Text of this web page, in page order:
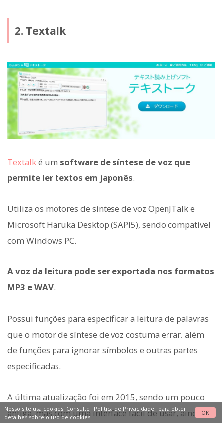
2. Textalk
Textalké um software de síntese de voz que
permite ler textos em japonês.
Utiliza os motores de síntese de voz OpenJTalk e
Microsoft Haruka Desktop (SAPI5), sendo compatível
com Windows PC.
A voz da leitura pode ser exportada nos formatos
MP3 e WAV.
Possui funções para especificar a leitura de palavras
que o motor de síntese de voz costuma errar, além
de funções para ignorar símbolos e outras partes
especificadas.
A última atualização foi em 2015, sendo um pouco
antiga, mas com uma interface fácil de usar, ainda é
Nosso site usa cookies. Consulte "Política de Privacidade" para obter
detalhes sobre o uso de cookies.
OK